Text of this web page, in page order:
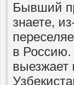
Бывший
знаете,
в Россию.
выезжает